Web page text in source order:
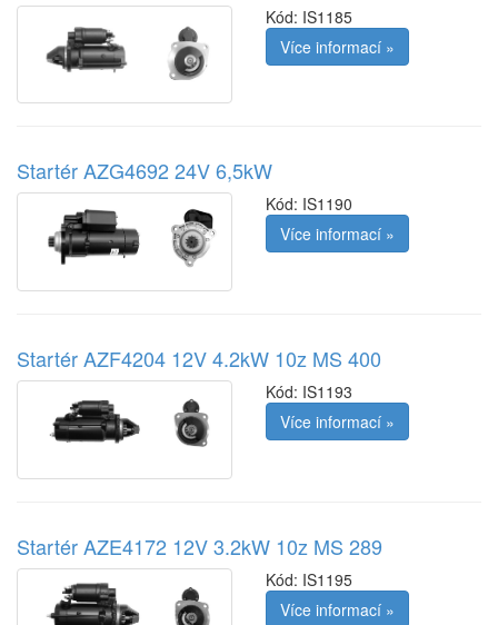
Kód: IS1185
Více informací »
Startér AZG4692 24V 6,5kW
Kód: IS1190
Více informací »
Startér AZF4204 12V 4.2kW 10z MS 400
Kód: IS1193
Více informací »
Startér AZE4172 12V 3.2kW 10z MS 289
Kód: IS1195
Více informací »